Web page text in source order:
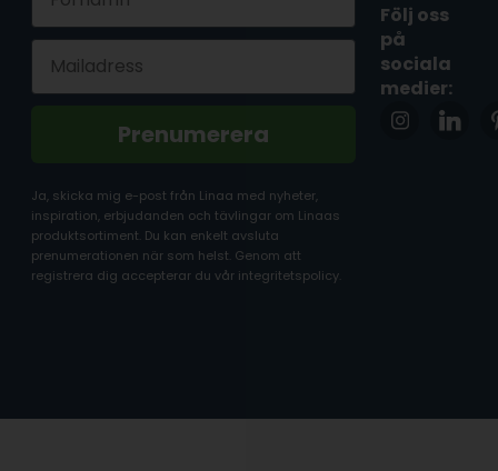
Prenumerera
Ja, skicka mig e-post från Linaa med nyheter,
inspiration, erbjudanden och tävlingar om Linaas
produktsortiment. Du kan enkelt avsluta
prenumerationen när som helst. Genom att
registrera dig accepterar du vår integritetspolicy.
Följ oss
på
sociala
medier: